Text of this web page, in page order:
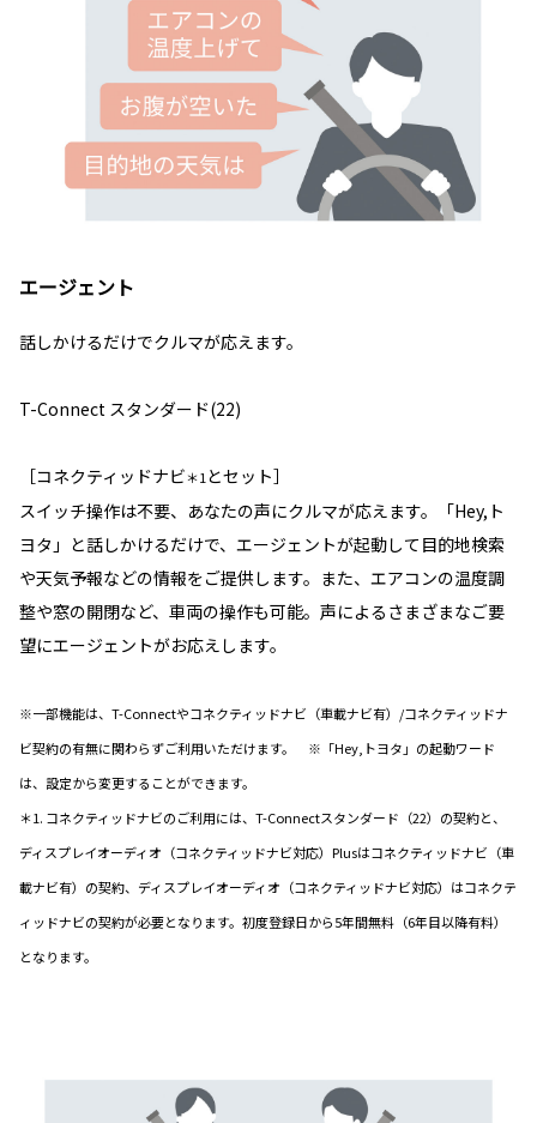
エージェント
話しかけるだけでクルマが応えます。
T-Connect スタンダード(22)
［コネクティッドナビ＊1 とセット］
スイッチ操作は不要、あなたの声にクルマが応えます。「Hey,ト
ヨタ」と話しかけるだけで、エージェントが起動して目的地検索
や天気予報などの情報をご提供します。また、エアコンの温度調
整や窓の開閉など、車両の操作も可能。声によるさまざまなご要
望にエージェントがお応えします。
※一部機能は、T-Connectやコネクティッドナビ（車載ナビ有）/コネクティッドナ
ビ契約の有無に関わらずご利用いただけます。 ※「Hey,トヨタ」の起動ワード
は、設定から変更することができます。
＊1. コネクティッドナビのご利用には、T-Connectスタンダード（22）の契約と、
ディスプレイオーディオ（コネクティッドナビ対応）Plusはコネクティッドナビ（車
載ナビ有）の契約、ディスプレイオーディオ（コネクティッドナビ対応）はコネクテ
ィッドナビの契約が必要となります。初度登録日から5年間無料（6年目以降有料）
となります。